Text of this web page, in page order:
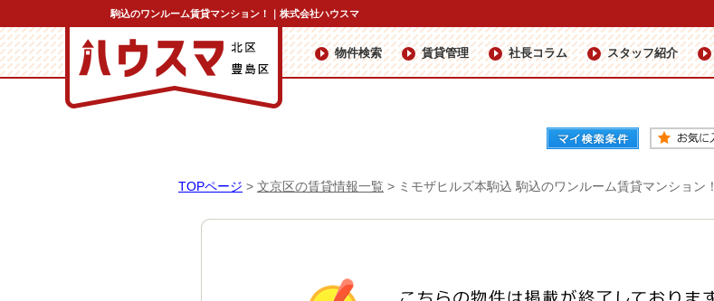
駒込のワンルーム賃貸マンション！｜株式会社ハウスマ
物件検索 賃貸管理 社長コラム スタッフ紹介
TOPページ > 文京区の賃貸情報一覧 > ミモザヒルズ本駒込 駒込のワンルーム賃貸マンション！